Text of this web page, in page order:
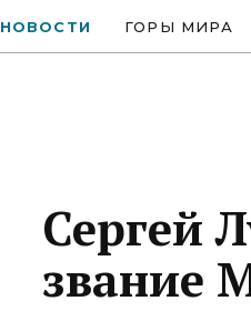
НОВОСТИ ГОРЫ МИРА
Сергей
звание